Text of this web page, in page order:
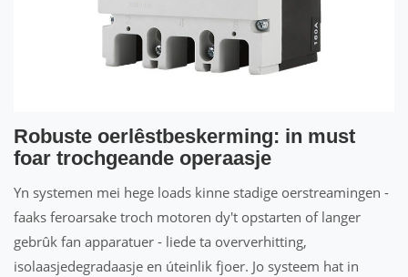
Robuste oerlêstbeskerming: in must
foar trochgeande operaasje
Yn systemen mei hege loads kinne stadige oerstreamingen -
faaks feroarsake troch motoren dy't opstarten of langer
gebrûk fan apparatuer - liede ta oververhitting,
isolaasjedegradaasje en úteinlik fjoer. Jo systeem hat in